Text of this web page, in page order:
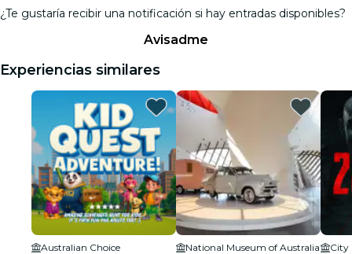
¿Te gustaría recibir una notificación si hay entradas disponibles?
Avisadme
Experiencias similares
Australian Choice
National Museum of Australia
City